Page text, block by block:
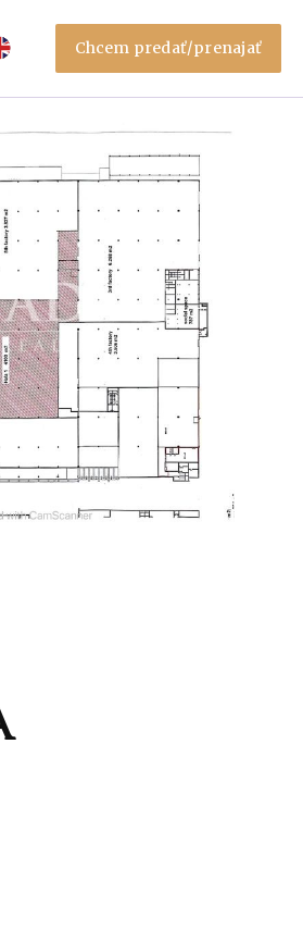
Chcem predať/prenajať